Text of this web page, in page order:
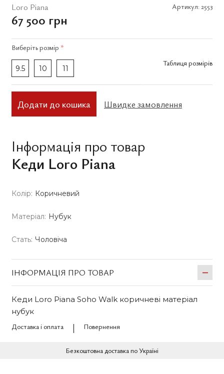
Loro Piana Артикул: 2553
67 500 грн
Виберіть розмір *
9.5 10 11
Таблиця розмірів
Додати до кошика Швидке замовлення
Інформація про товар
Кеди Loro Piana
Колір: Коричневий
Матеріал: Нубук
Стать: Чоловіча
ІНФОРМАЦІЯ ПРО ТОВАР
Кеди Loro Piana Soho Walk коричневі матеріал
нубук
Доставка і оплата
Повернення
Безкоштовна доставка по Україні